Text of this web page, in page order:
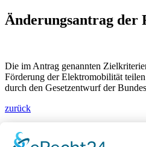
Änderungsantrag der
Die im Antrag genannten
Förderung der Elektromobilität
durch den Gesetzentwurf der
zurück